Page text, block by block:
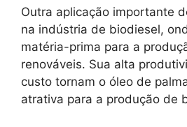
Outra aplicação importante
na indústria de biodiesel,
matéria-prima para a
renováveis. Sua alta
custo tornam o óleo de
atrativa para a produção de